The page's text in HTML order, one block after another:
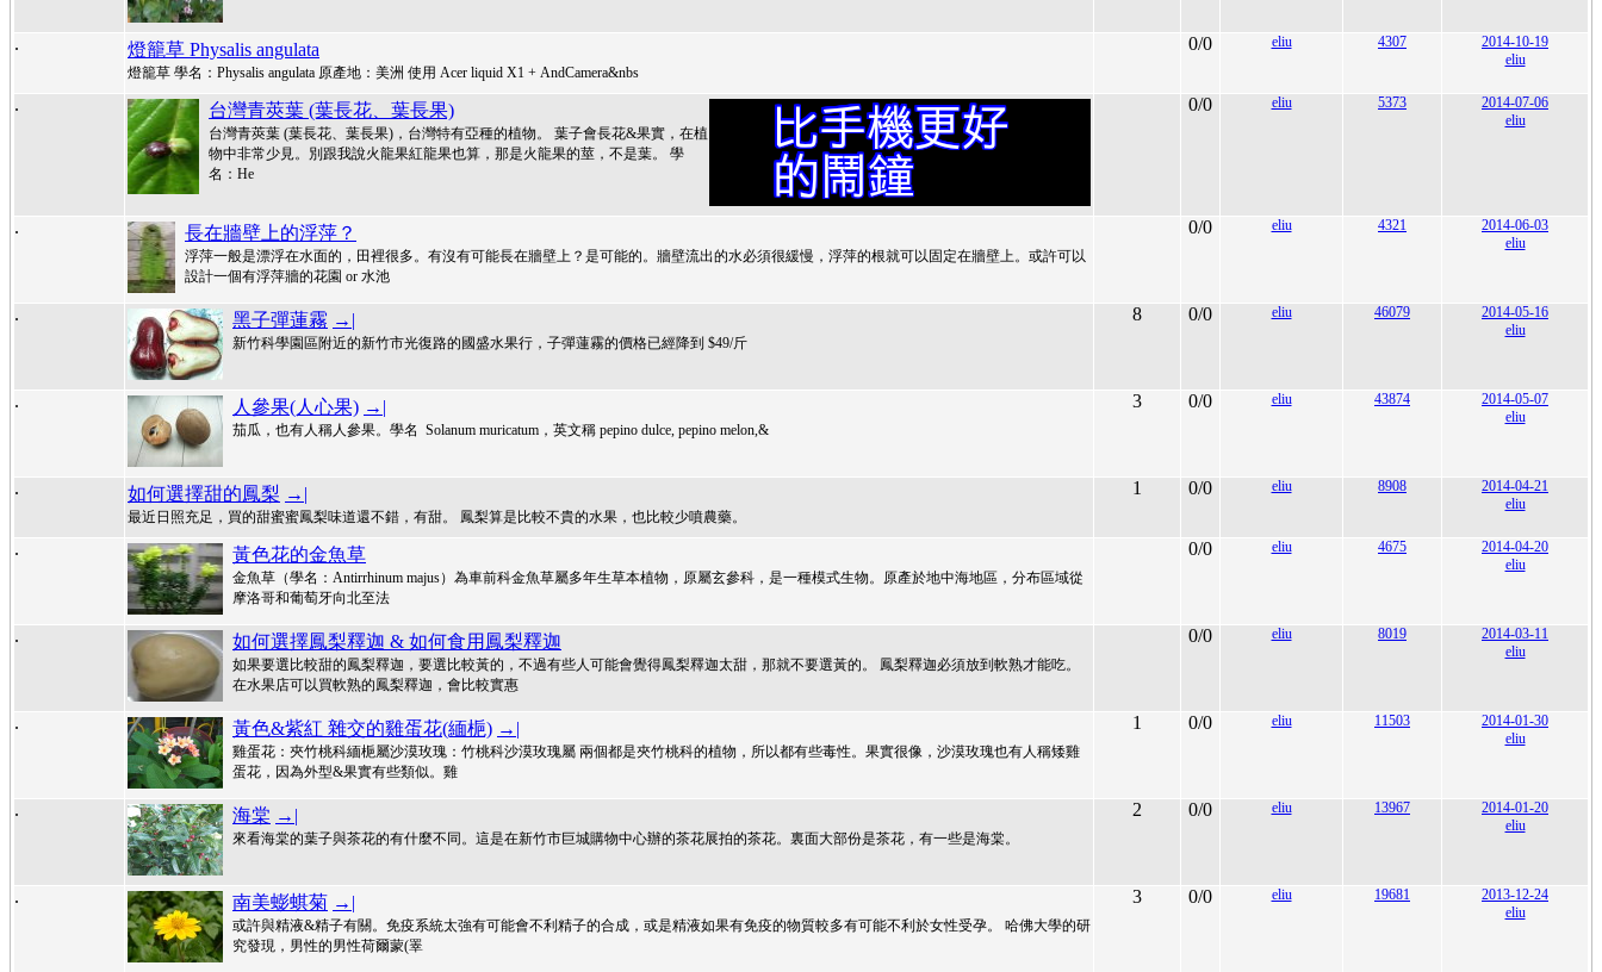
. 燈籠草 Physalis angulata
燈籠草 學名：Physalis angulata 原產地：美洲 使用 Acer liquid X1 + AndCamera&nbs
0/0 eliu 4307
2014-10-19
eliu
. 台灣青莢葉 (葉長花、葉長果)
台灣青莢葉 (葉長花、葉長果)，台灣特有亞種的植物。 葉子會長花&果實，在植
物中非常少見。別跟我說火龍果紅龍果也算，那是火龍果的莖，不是葉。 學
名：He
0/0 eliu 5373
2014-07-06
eliu
. 長在牆壁上的浮萍？
浮萍一般是漂浮在水面的，田裡很多。有沒有可能長在牆壁上？是可能的。牆壁流出的水必須很緩慢，浮萍的根就可以固定在牆壁上。或許可以
設計一個有浮萍牆的花園 or 水池
0/0 eliu 4321
2014-06-03
eliu
. 黑子彈蓮霧 →|
新竹科學園區附近的新竹市光復路的國盛水果行，子彈蓮霧的價格已經降到 $49/斤
8 0/0 eliu 46079
2014-05-16
eliu
. 人參果(人心果) →|
茄瓜，也有人稱人參果。學名 Solanum muricatum，英文稱 pepino dulce, pepino melon,&
3 0/0 eliu 43874
2014-05-07
eliu
. 如何選擇甜的鳳梨 →|
最近日照充足，買的甜蜜蜜鳳梨味道還不錯，有甜。 鳳梨算是比較不貴的水果，也比較少噴農藥。
1 0/0 eliu 8908
2014-04-21
eliu
. 黃色花的金魚草
金魚草（學名：Antirrhinum majus）為車前科金魚草屬多年生草本植物，原屬玄參科，是一種模式生物。原產於地中海地區，分布區域從
摩洛哥和葡萄牙向北至法
0/0 eliu 4675
2014-04-20
eliu
. 如何選擇鳳梨釋迦 & 如何食用鳳梨釋迦
如果要選比較甜的鳳梨釋迦，要選比較黃的，不過有些人可能會覺得鳳梨釋迦太甜，那就不要選黃的。 鳳梨釋迦必須放到軟熟才能吃。
在水果店可以買軟熟的鳳梨釋迦，會比較實惠
0/0 eliu 8019
2014-03-11
eliu
. 黃色&紫紅 雜交的雞蛋花(緬梔) →|
雞蛋花：夾竹桃科緬梔屬沙漠玫瑰：竹桃科沙漠玫瑰屬 兩個都是夾竹桃科的植物，所以都有些毒性。果實很像，沙漠玫瑰也有人稱矮雞
蛋花，因為外型&果實有些類似。雞
1 0/0 eliu 11503
2014-01-30
eliu
. 海棠 →|
來看海棠的葉子與茶花的有什麼不同。這是在新竹市巨城購物中心辦的茶花展拍的茶花。裏面大部份是茶花，有一些是海棠。
2 0/0 eliu 13967
2014-01-20
eliu
. 南美蟛蜞菊 →|
或許與精液&精子有關。免疫系統太強有可能會不利精子的合成，或是精液如果有免疫的物質較多有可能不利於女性受孕。 哈佛大學的研
究發現，男性的男性荷爾蒙(睪
3 0/0 eliu 19681
2013-12-24
eliu